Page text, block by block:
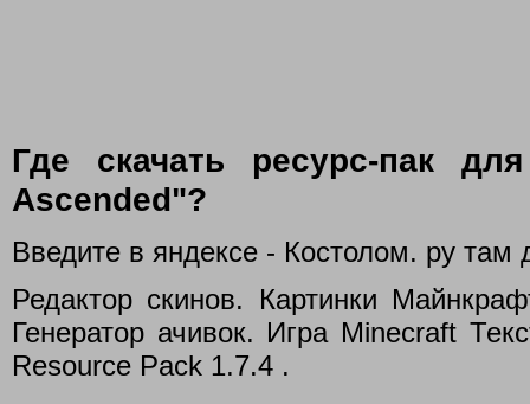
Где скачать ресурс-пак
Ascended"?
Введите в яндексе - Костолом. ру там
Редактор скинов. Картинки
Генератор ачивок. Игра Minecraft
Resource Pack 1.7.4 .